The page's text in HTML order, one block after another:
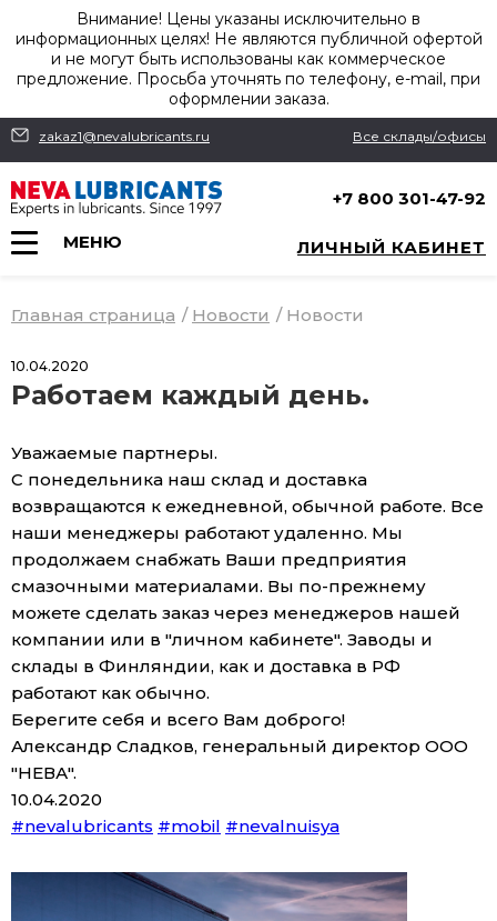
Внимание! Цены указаны исключительно в
информационных целях! Не являются публичной офертой
и не могут быть использованы как коммерческое
предложение. Просьба уточнять по телефону, e-mail, при
оформлении заказа.
zakaz1@nevalubricants.ru Все склады/офисы
+7 800 301-47-92
МЕНЮ ЛИЧНЫЙ КАБИНЕТ
Главная страница / Новости / Новости
10.04.2020
Работаем каждый день.
Уважаемые партнеры.
С понедельника наш склад и доставка
возвращаются к ежедневной, обычной работе. Все
наши менеджеры работают удаленно. Мы
продолжаем снабжать Ваши предприятия
смазочными материалами. Вы по-прежнему
можете сделать заказ через менеджеров нашей
компании или в "личном кабинете". Заводы и
склады в Финляндии, как и доставка в РФ
работают как обычно.
Берегите себя и всего Вам доброго!
Александр Сладков, генеральный директор ООО
"НЕВА".
10.04.2020
#nevalubricants #mobil #nevalnuisya